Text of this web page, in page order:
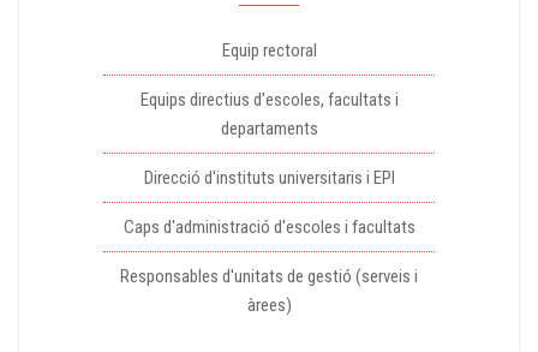
Equip rectoral
Equips directius d'escoles, facultats i
departaments
Direcció d'instituts universitaris i EPI
Caps d'administració d'escoles i facultats
Responsables d'unitats de gestió (serveis i
àrees)